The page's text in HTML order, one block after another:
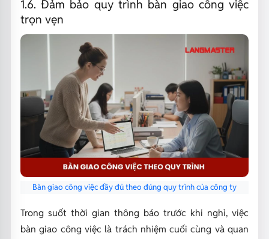
1.6. Đảm bảo quy trình bàn giao công việc
trọn vẹn
Bàn giao công việc đầy đủ theo đúng quy trình của công ty
Trong suốt thời gian thông báo trước khi nghỉ, việc
bàn giao công việc là trách nhiệm cuối cùng và quan